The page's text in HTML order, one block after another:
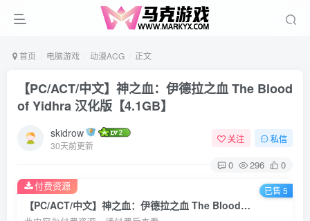
首页 电脑游戏 动漫ACG 正文
【PC/ACT/中文】神之血：伊德拉之血 The Blood
of Yidhra 汉化版【4.1GB】
skidrow
30天前更新
关注 私信
0 296 0
【PC/ACT/中文】神之血：伊德拉之血 The Blood of Yidhra 汉化版【4.1GB】
付费资源 已售 5